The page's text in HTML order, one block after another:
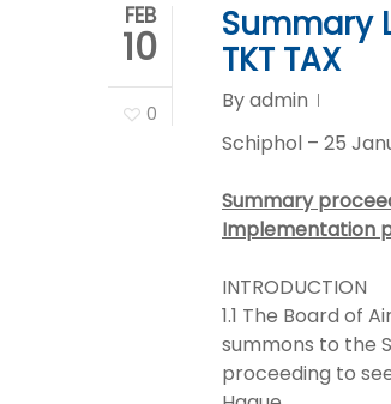
FEB
10
0
Summary
TKT TAX
Byadmin
Schiphol – 25
Summary
Implementation
INTRODUCTION
1.1 The Board of
summons to the
proceeding to